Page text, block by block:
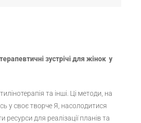
зустрічі для жінок у
та інші. Ці методи, на
у своє творче Я, насолодитися
ресурси для реалізації планів та